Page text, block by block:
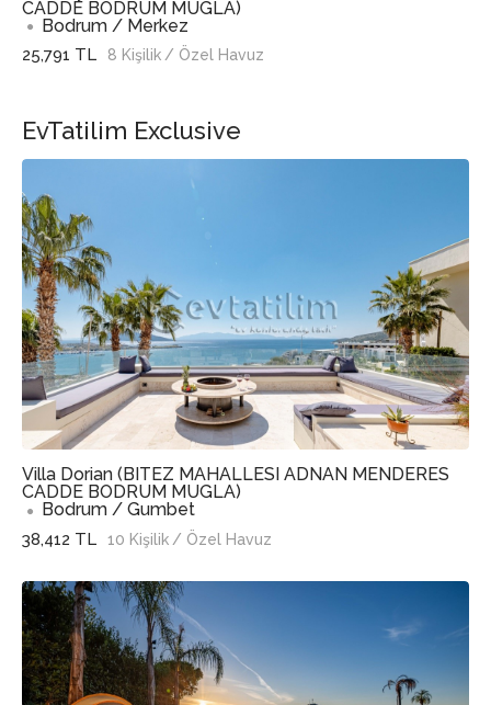
CADDE BODRUM MUGLA)
Bodrum / Merkez
25,791 TL 8 Kişilik / Özel Havuz
EvTatilim Exclusive
Villa Dorian (BITEZ MAHALLESI ADNAN MENDERES
CADDE BODRUM MUGLA)
Bodrum / Gumbet
38,412 TL 10 Kişilik / Özel Havuz